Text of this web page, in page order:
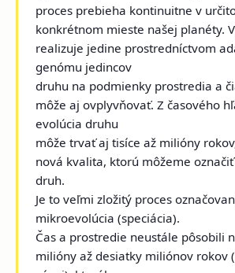
proces prebieha kontinuitne v
konkrétnom mieste našej planéty.
realizuje jedine prostredníctvom
genómu jedincov
druhu na podmienky prostredia a
môže aj ovplyvňovať. Z časového
evolúcia druhu
môže trvať aj tisíce až milióny
nová kvalita, ktorú môžeme
druh.
Je to veľmi zložitý proces
mikroevolúcia (speciácia).
Čas a prostredie neustále pôsobili
milióny až desiatky miliónov rokov